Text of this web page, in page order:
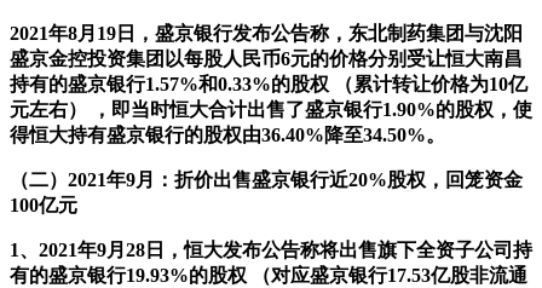
2021年8月19日，盛京银行发布公告称，东北制药集团与沈阳
盛京金控投资集团以每股人民币6元的价格分别受让恒大南昌
持有的盛京银行1.57%和0.33%的股权 （累计转让价格为10亿
元左右） ，即当时恒大合计出售了盛京银行1.90%的股权，使
得恒大持有盛京银行的股权由36.40%降至34.50%。
（二）2021年9月：折价出售盛京银行近20%股权，回笼资金
100亿元
1、2021年9月28日，恒大发布公告称将出售旗下全资子公司持
有的盛京银行19.93%的股权 （对应盛京银行17.53亿股非流通